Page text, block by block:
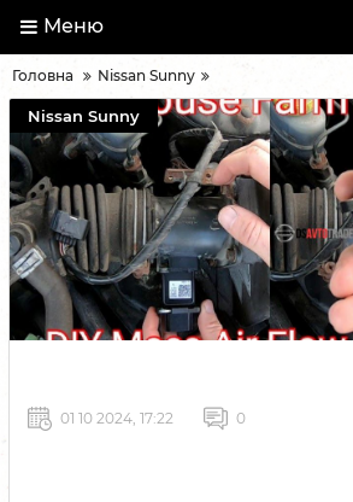
Меню
Головна Nissan Sunny
Nissan Sunny
01 10 2024, 17:22 0